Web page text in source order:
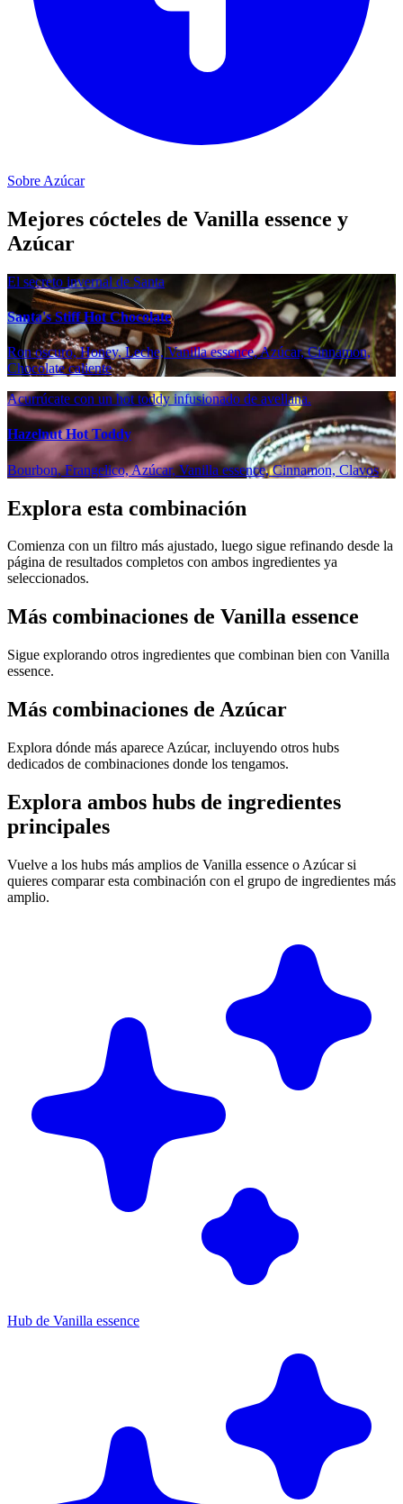
Sobre Azúcar
Mejores cócteles de Vanilla essence y
Azúcar
El secreto invernal de Santa
Santa's Stiff Hot Chocolate
Ron oscuro, Honey, Leche, Vanilla essence, Azúcar, Cinnamon,
Chocolate caliente
Acurrúcate con un hot toddy infusionado de avellana.
Hazelnut Hot Toddy
Bourbon, Frangelico, Azúcar, Vanilla essence, Cinnamon, Clavos
Explora esta combinación
Comienza con un filtro más ajustado, luego sigue refinando desde la
página de resultados completos con ambos ingredientes ya
seleccionados.
Más combinaciones de Vanilla essence
Sigue explorando otros ingredientes que combinan bien con Vanilla
essence.
Más combinaciones de Azúcar
Explora dónde más aparece Azúcar, incluyendo otros hubs
dedicados de combinaciones donde los tengamos.
Explora ambos hubs de ingredientes
principales
Vuelve a los hubs más amplios de Vanilla essence o Azúcar si
quieres comparar esta combinación con el grupo de ingredientes más
amplio.
Hub de Vanilla essence